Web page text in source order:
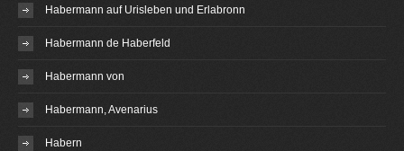
Habermann auf Urisleben und Erlabronn
Habermann de Haberfeld
Habermann von
Habermann, Avenarius
Habern